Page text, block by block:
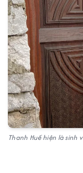
Thanh Huế hiện là